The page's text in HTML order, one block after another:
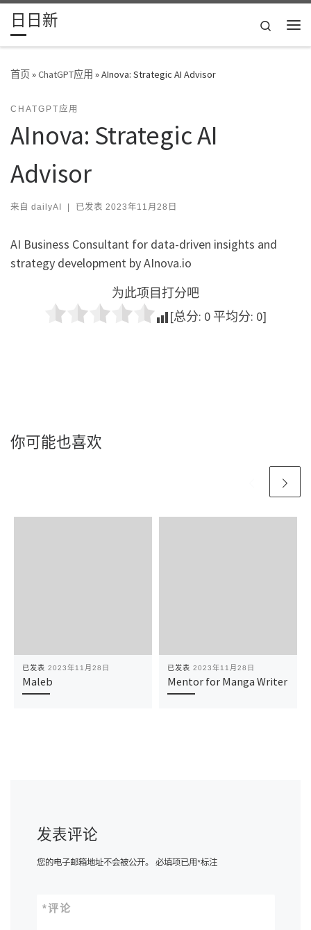
Skip to content
日日新
Search
首页»ChatGPT应用 »AInova: Strategic AI Advisor
CHATGPT应用
AInova: Strategic AI
Advisor
来自 dailyAI | 已发表 2023年11月28日
AI Business Consultant for data-driven insights and
strategy development by AInova.io
为此项目打分吧
[总分: 0 平均分: 0]
你可能也喜欢
已发表 2023年11月28日
Maleb
已发表 2023年11月28日
Mentor for Manga Writer
发表评论
您的电子邮箱地址不会被公开。 必填项已用*标注
评论
*